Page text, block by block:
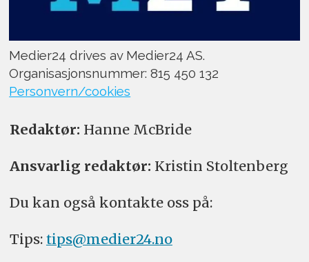
Medier24 drives av Medier24 AS.
Organisasjonsnummer: 815 450 132
Personvern/cookies
Redaktør: Hanne McBride
Ansvarlig redaktør: Kristin Stoltenberg
Du kan også kontakte oss på:
Tips: tips@medier24.no